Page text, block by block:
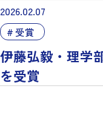
2026.02.07
受賞
伊藤弘毅・理学
を受賞